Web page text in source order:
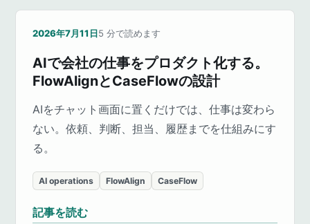
2026年7月11日5 分で読めます
AIで会社の仕事をプロダクト化する。
FlowAlignとCaseFlowの設計
AIをチャット画面に置くだけでは、仕事は変わら
ない。依頼、判断、担当、履歴までを仕組みにす
る。
AI operations FlowAlign CaseFlow
記事を読む